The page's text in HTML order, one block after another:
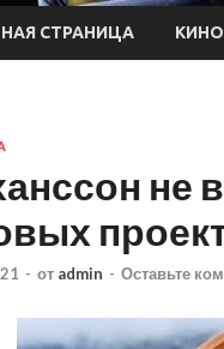
СТРАНИЦА КИНО
не
- от admin - Оставьте